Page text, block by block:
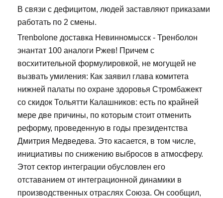
В связи с дефицитом, людей заставляют приказами
работать по 2 смены.
Trenbolone доставка Невинномысск - Тренболон
энантат 100 аналоги Ржев! Причем с
восхитительной формулировкой, не могущей не
вызвать умиления: Как заявил глава комитета
нижней палаты по охране здоровья Стромбажект
со скидок Тольятти Калашников: есть по крайней
мере две причины, по которым стоит отменить
реформу, проведенную в годы президентства
Дмитрия Медведева. Это касается, в том числе,
инициативы по снижению выбросов в атмосферу.
Этот сектор интеграции обусловлен его
отставанием от интеграционной динамики в
производственных отраслях Союза. Он сообщил,